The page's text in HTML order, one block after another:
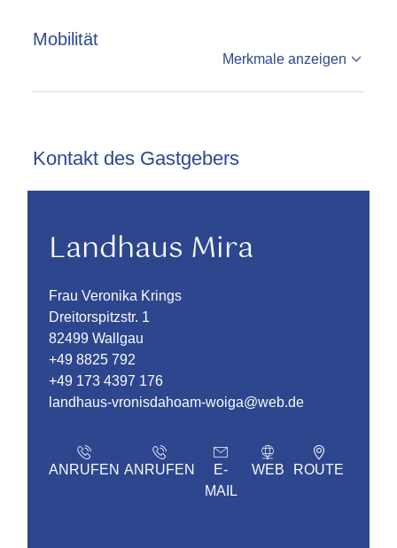
Mobilität
Merkmale anzeigen
Kontakt des Gastgebers
Landhaus Mira
Frau Veronika Krings
Dreitorspitzstr. 1
82499 Wallgau
+49 8825 792
+49 173 4397 176
landhaus-vronisdahoam-woiga@web.de
ANRUFEN ANRUFEN
E-
MAIL
WEB ROUTE